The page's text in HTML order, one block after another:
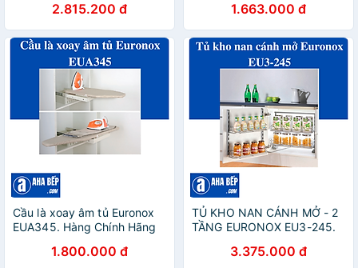
2.815.200 đ
Curve, 10kA1.663.000 đ
Cầu là xoay âm tủ Euronox
EUA345. Hàng Chính Hãng
1.800.000 đ
TỦ KHO NAN CÁNH MỞ - 2
TẦNG EURONOX EU3-245.
3.375.000 đ